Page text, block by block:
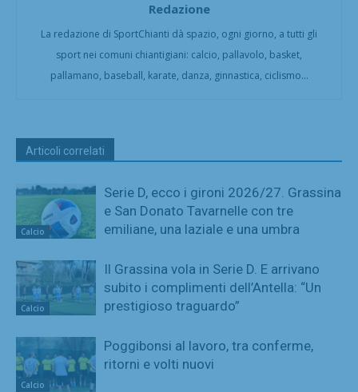
Redazione
La redazione di SportChianti dà spazio, ogni giorno, a tutti gli
sport nei comuni chiantigiani: calcio, pallavolo, basket,
pallamano, baseball, karate, danza, ginnastica, ciclismo...
Articoli correlati
Calcio
Serie D, ecco i gironi 2026/27. Grassina
e San Donato Tavarnelle con tre
emiliane, una laziale e una umbra
Calcio
Il Grassina vola in Serie D. E arrivano
subito i complimenti dell’Antella: “Un
prestigioso traguardo”
Calcio
Poggibonsi al lavoro, tra conferme,
ritorni e volti nuovi